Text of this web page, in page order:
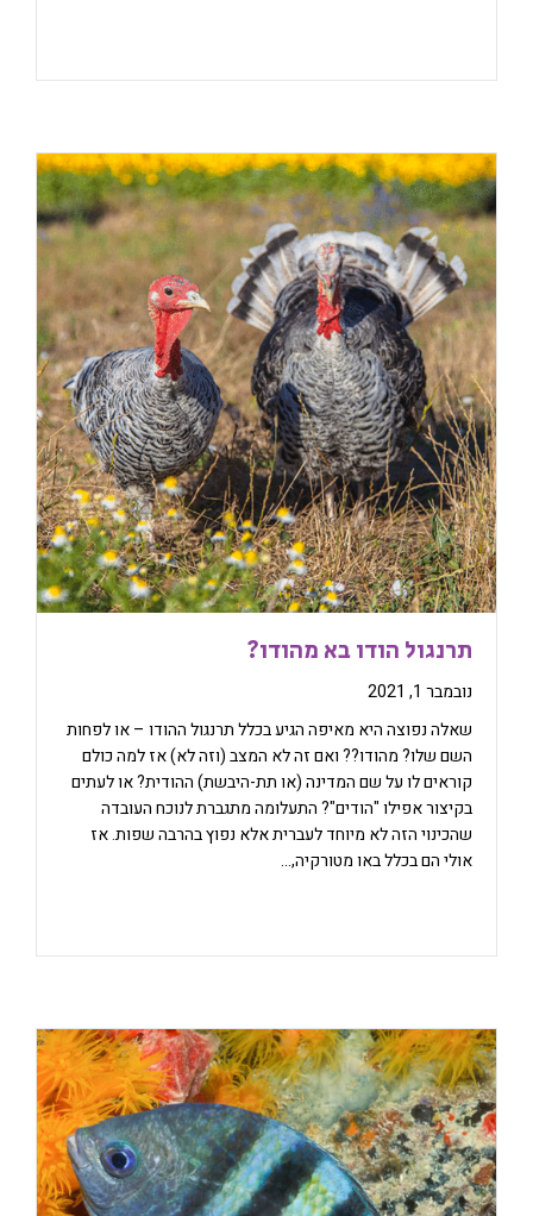
תרנגול הודו בא מהודו?
נובמבר 1, 2021
שאלה נפוצה היא מאיפה הגיע בכלל תרנגול ההודו – או לפחות
השם שלו? מהודו?? ואם זה לא המצב (וזה לא) אז למה כולם
קוראים לו על שם המדינה (או תת-היבשת) ההודית? או לעתים
בקיצור אפילו "הודים"? התעלומה מתגברת לנוכח העובדה
שהכינוי הזה לא מיוחד לעברית אלא נפוץ בהרבה שפות. אז
אולי הם בכלל באו מטורקיה,…